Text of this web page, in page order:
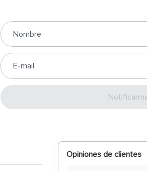
Enviar
Opiniones de clientes